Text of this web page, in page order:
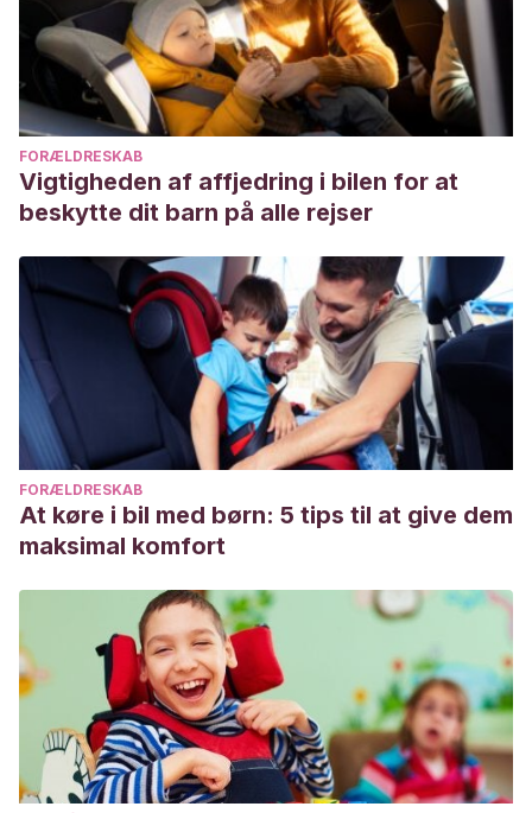
98872015000700010&script=sci_arttext
Miranda Moreno, M. D., Bonilla García, A. M., & Rodríguez
Villar, V. (2015). Depresión Postparto.
Trances
FORÆLDRESKAB
Vigtigheden af affjedring i bilen for at
beskytte dit barn på alle rejser
FORÆLDRESKAB
At køre i bil med børn: 5 tips til at give dem
maksimal komfort